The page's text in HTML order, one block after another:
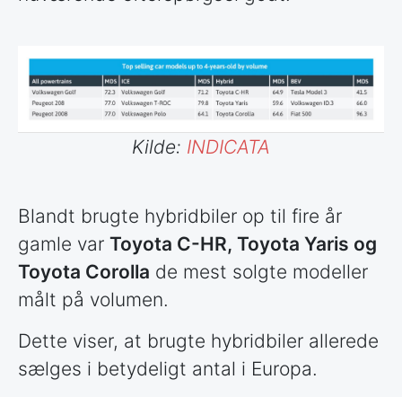
Kilde: INDICATA
Blandt brugte hybridbiler op til fire år
gamle var Toyota C-HR, Toyota Yaris og
Toyota Corolla de mest solgte modeller
målt på volumen.
Dette viser, at brugte hybridbiler allerede
sælges i betydeligt antal i Europa.